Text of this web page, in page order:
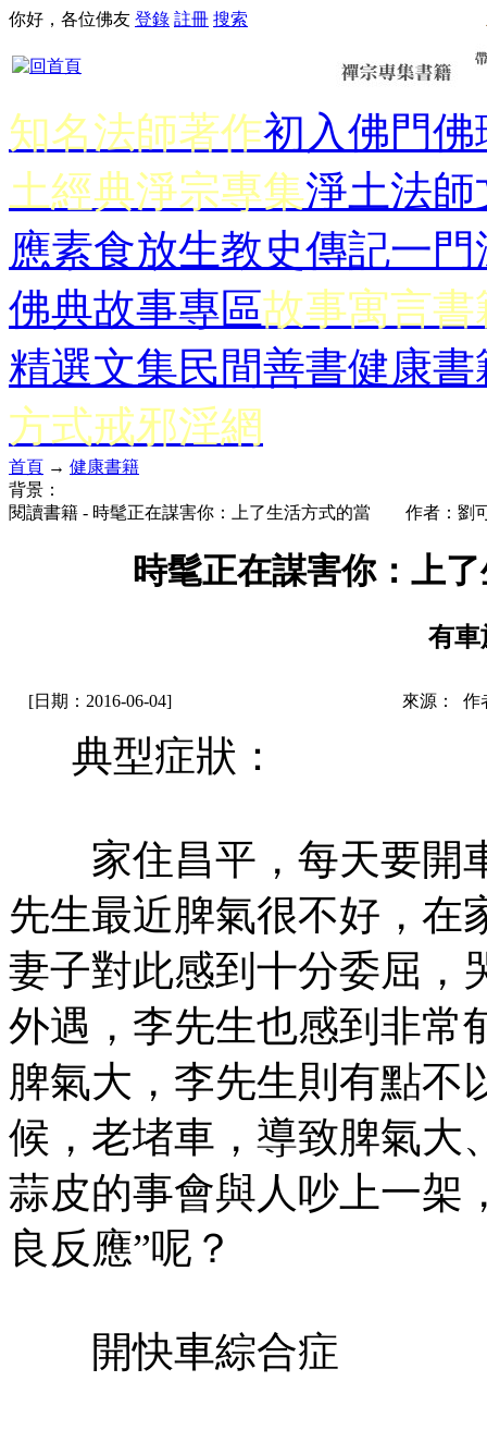
你好，各位佛友 登錄 註冊 搜索
知名法師著作初入佛門佛
土經典淨宗專集淨土法師
應素食放生教史傳記一門
佛典故事專區故事寓言書
精選文集民間善書健康書
方式戒邪淫網
首頁 → 健康書籍
背景：
閱讀書籍 - 時髦正在謀害你：上了生活方式的當 作者：劉
時髦正在謀害你：上
有車
[日期：2016-06-04] 來源： 作
典型症狀：
家住昌平，每天要開
先生最近脾氣很不好，在
妻子對此感到十分委屈，
外遇，李先生也感到非常
脾氣大，李先生則有點不
候，老堵車，導致脾氣大
蒜皮的事會與人吵上一架
良反應”呢？
開快車綜合症